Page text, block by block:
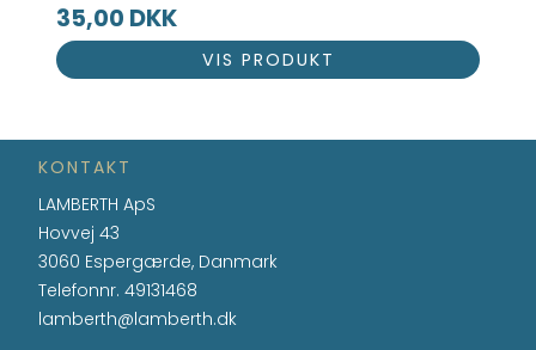
35,00 DKK
VIS PRODUKT
KONTAKT
LAMBERTH ApS
Hovvej 43
3060 Espergærde, Danmark
Telefonnr.49131468
lamberth@lamberth.dk